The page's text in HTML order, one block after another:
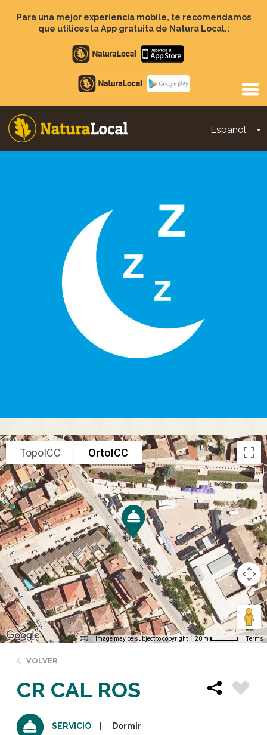
contenido
Para una mejor experiencia mobile, te recomendamos
que utilices la App gratuita de Natura Local.:
Apple
store
Google
Play
Español
Main
TopoICC OrtoICC
Image may be subject to copyright 20 m Terms
VOLVER
CR CAL ROS
SERVICIO Dormir